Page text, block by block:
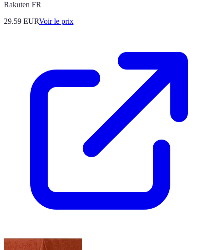
Rakuten FR
29.59 EURVoir le prix